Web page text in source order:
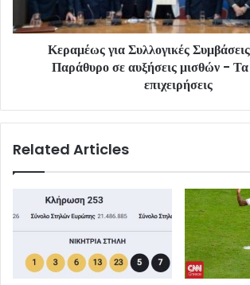
Κεραμέως για Συλλογικές
Παράθυρο σε αυξήσεις μισθών - Τα
επιχειρήσεις
Related Articles